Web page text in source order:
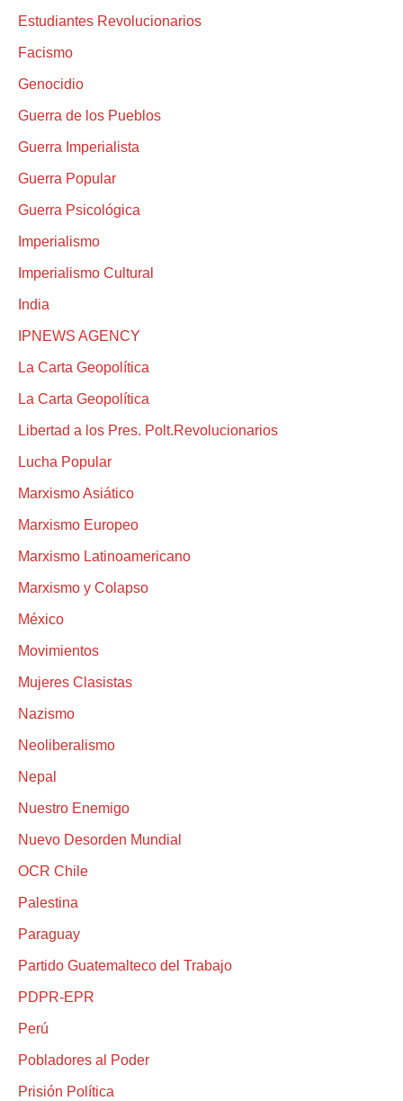
Estudiantes Revolucionarios
Facismo
Genocidio
Guerra de los Pueblos
Guerra Imperialista
Guerra Popular
Guerra Psicológica
Imperialismo
Imperialismo Cultural
India
IPNEWS AGENCY
La Carta Geopolítica
La Carta Geopolítica
Libertad a los Pres. Polt.Revolucionarios
Lucha Popular
Marxismo Asiático
Marxismo Europeo
Marxismo Latinoamericano
Marxismo y Colapso
México
Movimientos
Mujeres Clasistas
Nazismo
Neoliberalismo
Nepal
Nuestro Enemigo
Nuevo Desorden Mundial
OCR Chile
Palestina
Paraguay
Partido Guatemalteco del Trabajo
PDPR-EPR
Perú
Pobladores al Poder
Prisión Política